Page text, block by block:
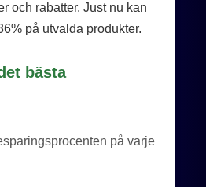
och rabatter. Just nu kan
på utvalda produkter.
bästa
på varje